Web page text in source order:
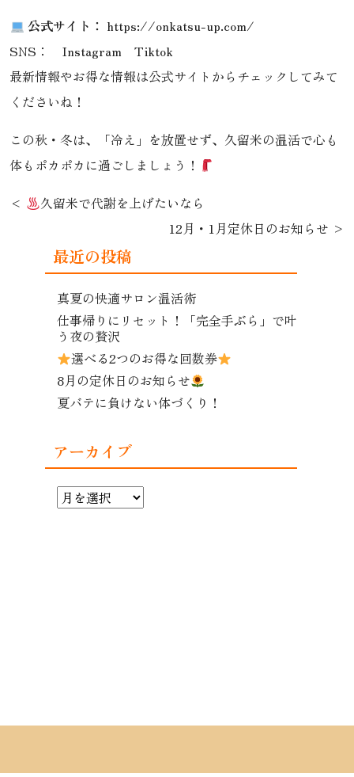
公式サイト： https://onkatsu-up.com/
SNS： Instagram
Tiktok
最新情報やお得な情報は公式サイトからチェックしてみて
くださいね！
この秋・冬は、「冷え」を放置せず、久留米の温活で心も
体もポカポカに過ごしましょう！
久留米で代謝を上げたいなら
12月・1月定休日のお知らせ
最近の投稿
真夏の快適サロン温活術
仕事帰りにリセット！「完全手ぶら」で叶
う夜の贅沢
選べる2つのお得な回数券
8月の定休日のお知らせ
夏バテに負けない体づくり！
アーカイブ
ア